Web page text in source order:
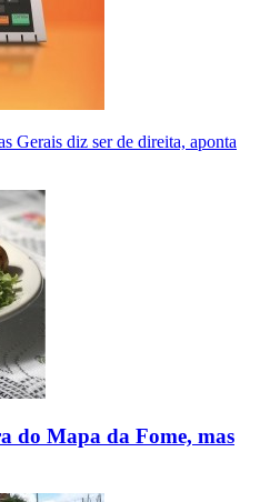
Gerais diz ser de direita, aponta
do Mapa da Fome, mas